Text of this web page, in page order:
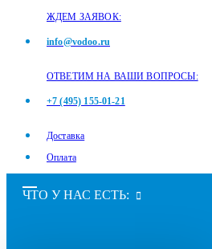
ЖДЕМ ЗАЯВОК:
info@vodoo.ru
ОТВЕТИМ НА ВАШИ ВОПРОСЫ:
+7 (495) 155-01-21
Доставка
Оплата
ЧТО У НАС ЕСТЬ: